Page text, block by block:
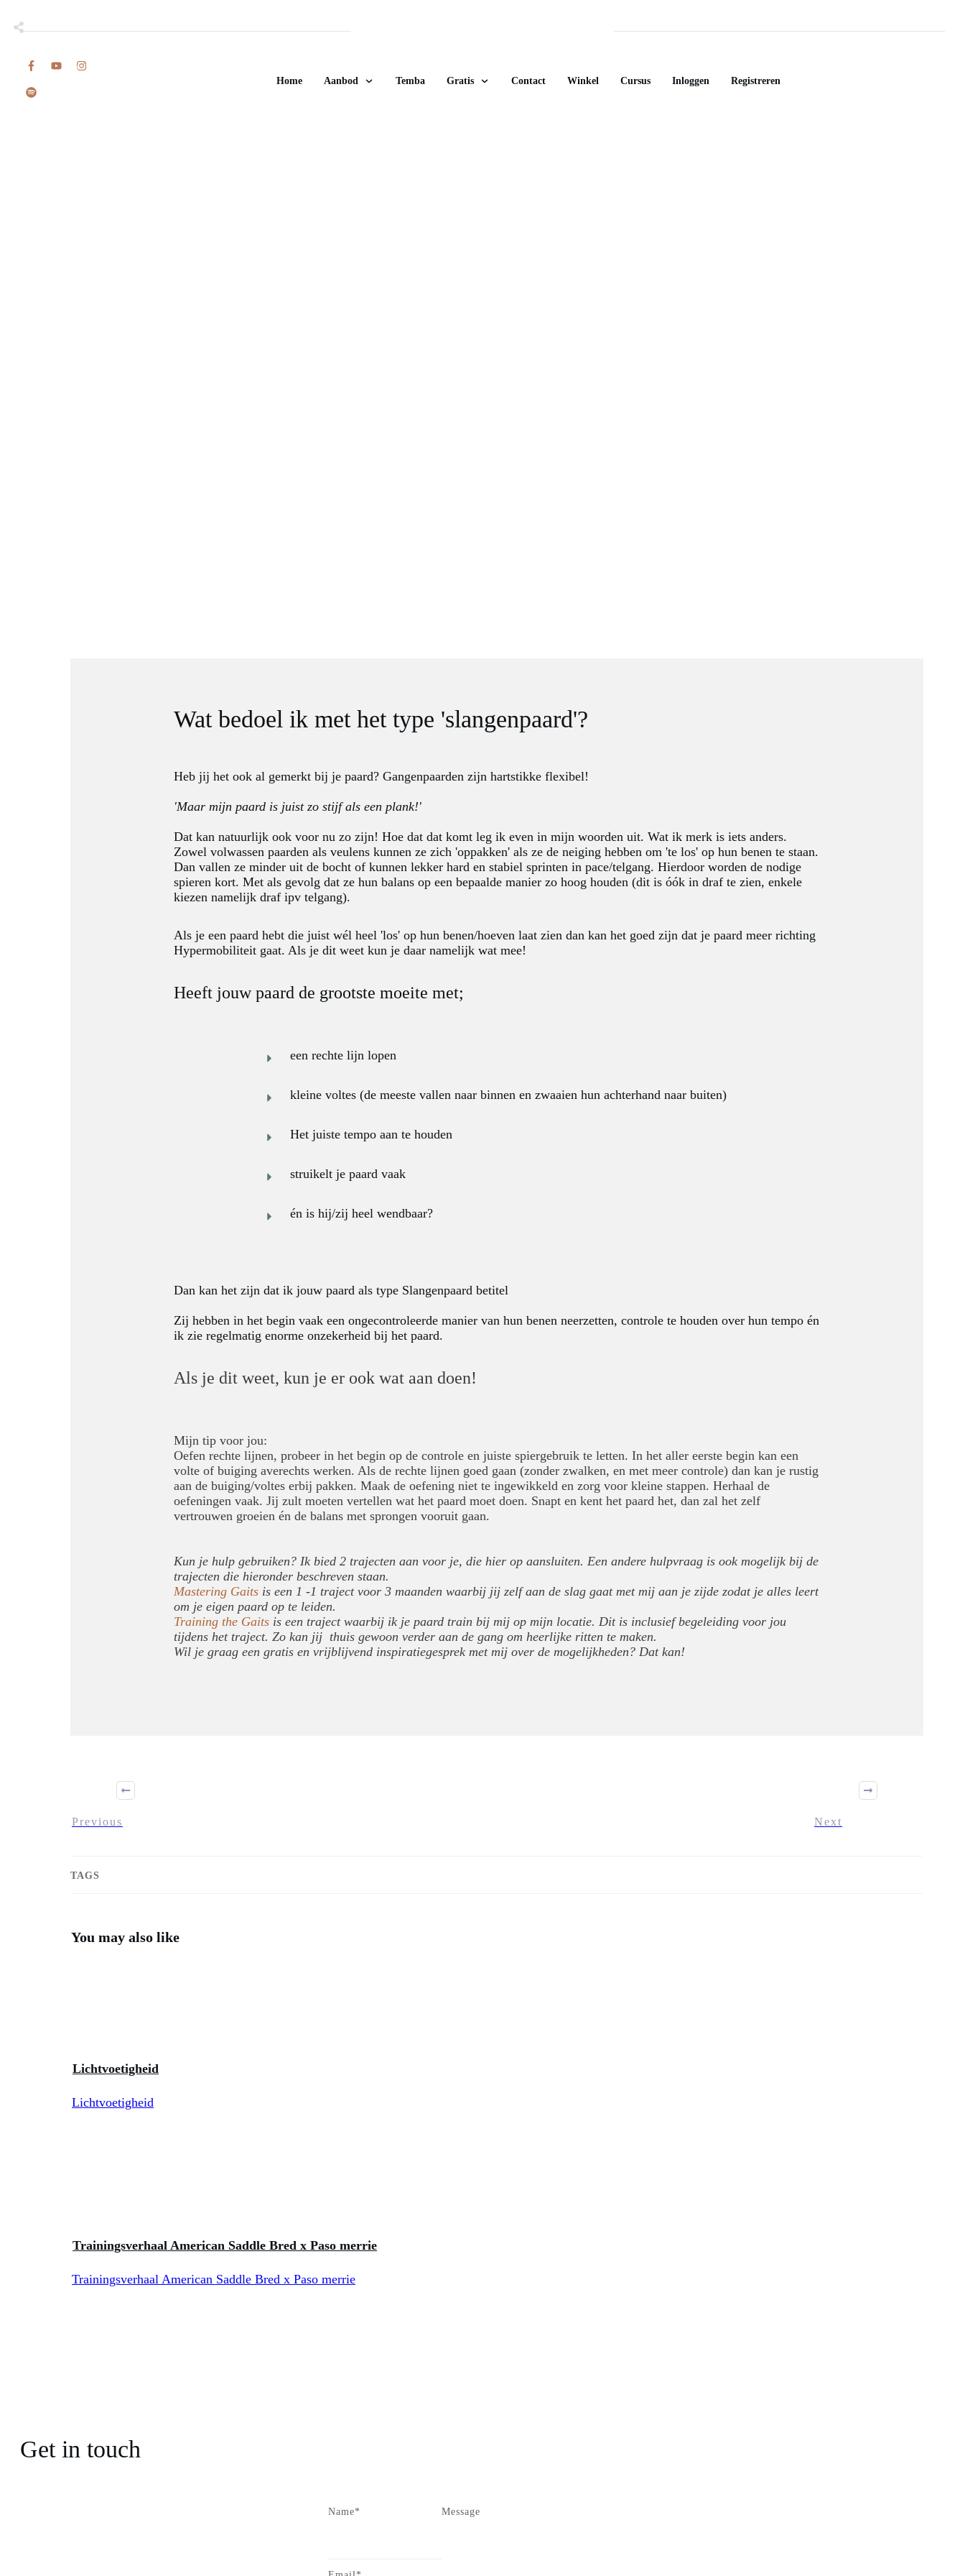
Home Aanbod Temba Gratis Contact Winkel Cursus Inloggen Registreren
0
Wat bedoel ik met het type 'slangenpaard'?
Heb jij het ook al gemerkt bij je paard? Gangenpaarden zijn hartstikke flexibel!
'Maar mijn paard is juist zo stijf als een plank!'
Dat kan natuurlijk ook voor nu zo zijn! Hoe dat dat komt leg ik even in mijn woorden uit. Wat ik merk is iets anders.
Zowel volwassen paarden als veulens kunnen ze zich 'oppakken' als ze de neiging hebben om 'te los' op hun benen te staan.
Dan vallen ze minder uit de bocht of kunnen lekker hard en stabiel sprinten in pace/telgang. Hierdoor worden de nodige
spieren kort. Met als gevolg dat ze hun balans op een bepaalde manier zo hoog houden (dit is óók in draf te zien, enkele
kiezen namelijk draf ipv telgang).
Als je een paard hebt die juist wél heel 'los' op hun benen/hoeven laat zien dan kan het goed zijn dat je paard meer richting
Hypermobiliteit gaat. Als je dit weet kun je daar namelijk wat mee!
Heeft jouw paard de grootste moeite met;
een rechte lijn lopen
kleine voltes (de meeste vallen naar binnen en zwaaien hun achterhand naar buiten)
Het juiste tempo aan te houden
struikelt je paard vaak
én is hij/zij heel wendbaar?
Dan kan het zijn dat ik jouw paard als type Slangenpaard betitel
Zij hebben in het begin vaak een ongecontroleerde manier van hun benen neerzetten, controle te houden over hun tempo én
ik zie regelmatig enorme onzekerheid bij het paard.
Als je dit weet, kun je er ook wat aan doen!
Mijn tip voor jou:
Oefen rechte lijnen, probeer in het begin op de controle en juiste spiergebruik te letten. In het aller eerste begin kan een
volte of buiging averechts werken. Als de rechte lijnen goed gaan (zonder zwalken, en met meer controle) dan kan je rustig
aan de buiging/voltes erbij pakken. Maak de oefening niet te ingewikkeld en zorg voor kleine stappen. Herhaal de
oefeningen vaak. Jij zult moeten vertellen wat het paard moet doen. Snapt en kent het paard het, dan zal het zelf
vertrouwen groeien én de balans met sprongen vooruit gaan.
Kun je hulp gebruiken? Ik bied 2 trajecten aan voor je, die hier op aansluiten. Een andere hulpvraag is ook mogelijk bij de
trajecten die hieronder beschreven staan.
Mastering Gaits is een 1 -1 traject voor 3 maanden waarbij jij zelf aan de slag gaat met mij aan je zijde zodat je alles leert
om je eigen paard op te leiden.
Training the Gaits is een traject waarbij ik je paard train bij mij op mijn locatie. Dit is inclusief begeleiding voor jou
tijdens het traject. Zo kan jij thuis gewoon verder aan de gang om heerlijke ritten te maken.
Wil je graag een gratis en vrijblijvend inspiratiegesprek met mij over de mogelijkheden? Dat kan!
Previous Next
TAGS
You may also like
Lichtvoetigheid
Lichtvoetigheid
Trainingsverhaal American Saddle Bred x Paso merrie
Trainingsverhaal American Saddle Bred x Paso merrie
Get in touch
Name* Message